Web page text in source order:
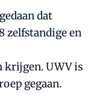
dat
zelfstandige en
krijgen. UWV is
gegaan.